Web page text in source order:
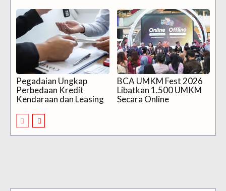
Pegadaian Ungkap
Perbedaan Kredit
Kendaraan dan Leasing
BCA UMKM Fest 2026
Libatkan 1.500 UMKM
Secara Online